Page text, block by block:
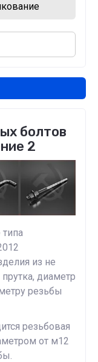
болтов
2
из не
диаметр
резьбы
резьбовая
от м12